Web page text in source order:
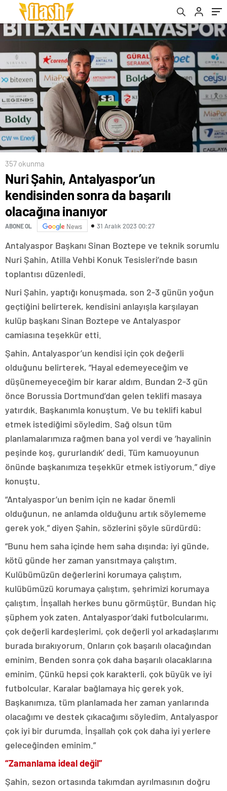
357 okunma
Nuri Şahin, Antalyaspor’un
kendisinden sonra da başarılı
olacağına inanıyor
ABONE OL News 31 Aralık 2023 00:27
Antalyaspor Başkanı Sinan Boztepe ve teknik sorumlu
Nuri Şahin, Atilla Vehbi Konuk Tesisleri’nde basın
toplantısı düzenledi.
Nuri Şahin, yaptığı konuşmada, son 2-3 günün yoğun
geçtiğini belirterek, kendisini anlayışla karşılayan
kulüp başkanı Sinan Boztepe ve Antalyaspor
camiasına teşekkür etti.
Şahin, Antalyaspor’un kendisi için çok değerli
olduğunu belirterek, “Hayal edemeyeceğim ve
düşünemeyeceğim bir karar aldım. Bundan 2-3 gün
önce Borussia Dortmund’dan gelen teklifi masaya
yatırdık. Başkanımla konuştum. Ve bu teklifi kabul
etmek istediğimi söyledim. Sağ olsun tüm
planlamalarımıza rağmen bana yol verdi ve ‘hayalinin
peşinde koş, gururlandık’ dedi. Tüm kamuoyunun
önünde başkanımıza teşekkür etmek istiyorum.” diye
konuştu.
“Antalyaspor’un benim için ne kadar önemli
olduğunun, ne anlamda olduğunu artık söylememe
gerek yok.” diyen Şahin, sözlerini şöyle sürdürdü:
“Bunu hem saha içinde hem saha dışında; iyi günde,
kötü günde her zaman yansıtmaya çalıştım.
Kulübümüzün değerlerini korumaya çalıştım,
kulübümüzü korumaya çalıştım, şehrimizi korumaya
çalıştım. İnşallah herkes bunu görmüştür. Bundan hiç
şüphem yok zaten. Antalyaspor’daki futbolcularımı,
çok değerli kardeşlerimi, çok değerli yol arkadaşlarımı
burada bırakıyorum. Onların çok başarılı olacağından
eminim. Benden sonra çok daha başarılı olacaklarına
eminim. Çünkü hepsi çok karakterli, çok büyük ve iyi
futbolcular. Karalar bağlamaya hiç gerek yok.
Başkanımıza, tüm planlamada her zaman yanlarında
olacağımı ve destek çıkacağımı söyledim. Antalyaspor
çok iyi bir durumda. İnşallah çok çok daha iyi yerlere
geleceğinden eminim.”
“Zamanlama ideal değil”
Şahin, sezon ortasında takımdan ayrılmasının doğru